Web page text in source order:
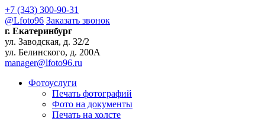
+7 (343) 300-90-31
@Lfoto96 Заказать звонок
г. Екатеринбург
ул. Заводская, д. 32/2
ул. Белинского, д. 200А
manager@lfoto96.ru
Фотоуслуги
Печать фотографий
Фото на документы
Печать на холсте